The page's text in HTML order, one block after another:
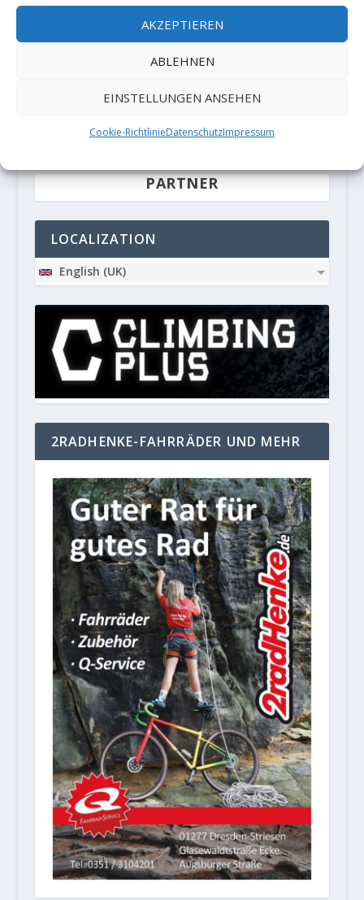
AKZEPTIEREN
ABLEHNEN
EINSTELLUNGEN ANSEHEN
Cookie-RichtlinieDatenschutzImpressum
Diese Website verwendet Akismet, um
werden.
PARTNER
LOCALIZATION
English (UK)
2RADHENKE-FAHRRÄDER UND MEHR